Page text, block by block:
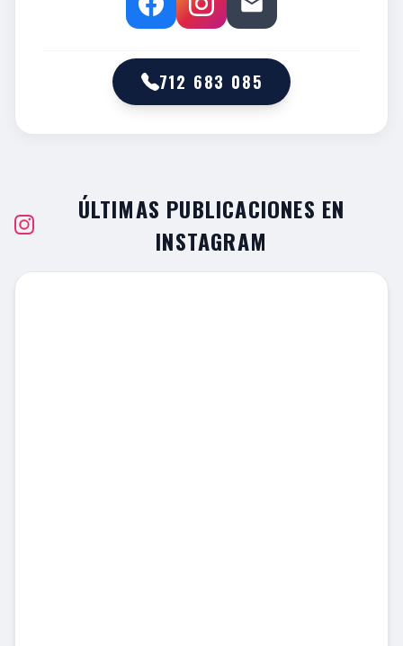
712 683 085
ÚLTIMAS PUBLICACIONES EN
INSTAGRAM